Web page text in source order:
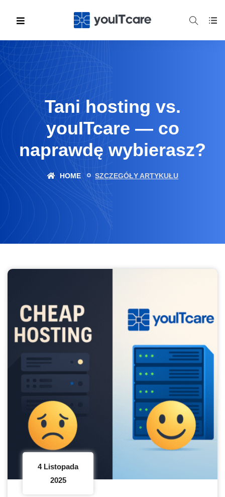
Tani hosting vs.
youITcare — co
naprawdę wybierasz?
HOME SZCZEGÓŁY ARTYKUŁU
4 Listopada
2025